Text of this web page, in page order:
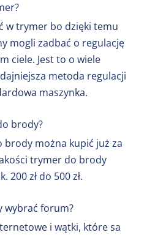
będzie zasilany
zwrócić uwagę na to jak
dany model w minutach
praca na
trymera tym lepiej.
w trymer bo dzięki temu
mogli zadbać o regulację
ciele. Jest to o wiele
metoda regulacji
maszynka.
brody?
można kupić już za
trymer do brody
200 zł do 500 zł.
wybrać forum?
i wątki, które sa